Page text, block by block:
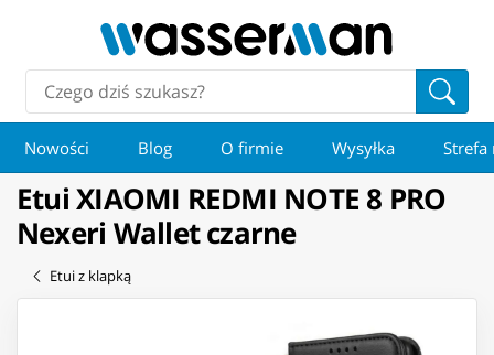
Nowości Blog O firmie Wysyłka Strefa
Etui XIAOMI REDMI NOTE 8 PRO
Nexeri Wallet czarne
Etui z klapką